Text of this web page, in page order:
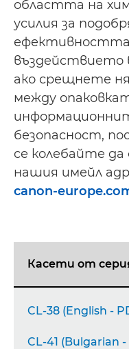
областта на
усилия за
ефективността
въздействието
ако срещнете
между
безопасност,
се колебайте
нашия имейл
canon-
Касети от
CL-38 (English -
CL-41 (Bulgarian -